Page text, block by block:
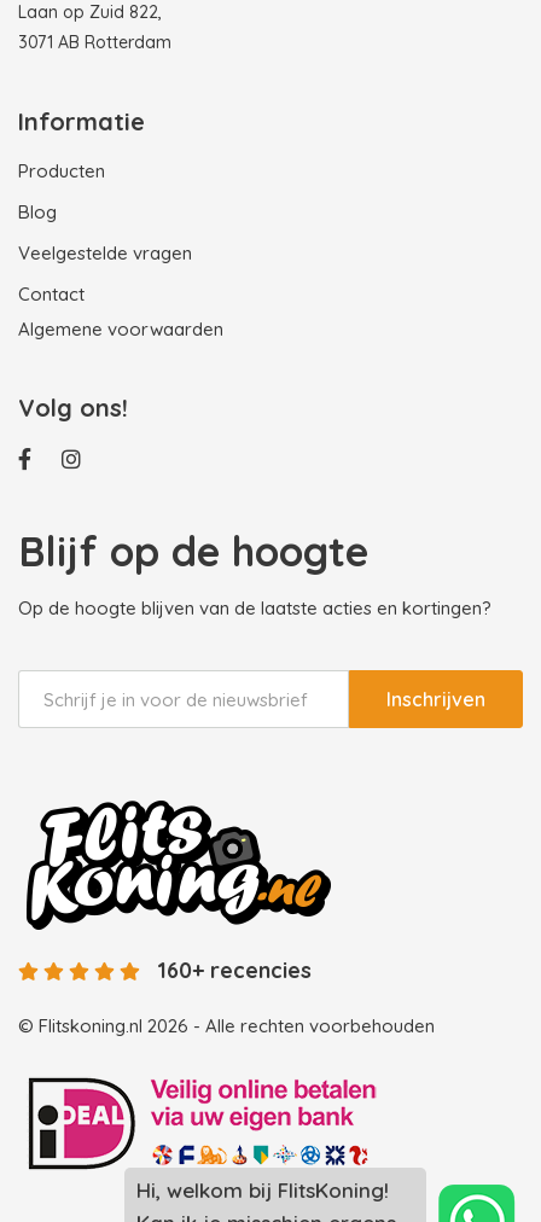
Laan op Zuid 822,
3071 AB Rotterdam
Informatie
Producten
Blog
Veelgestelde vragen
Contact
Algemene voorwaarden
Volg ons!
Blijf op de hoogte
Op de hoogte blijven van de laatste acties en kortingen?
Inschrijven
© Flitskoning.nl 2026 - Alle rechten voorbehouden
160+ recencies
Landingspagina overzicht photobooths